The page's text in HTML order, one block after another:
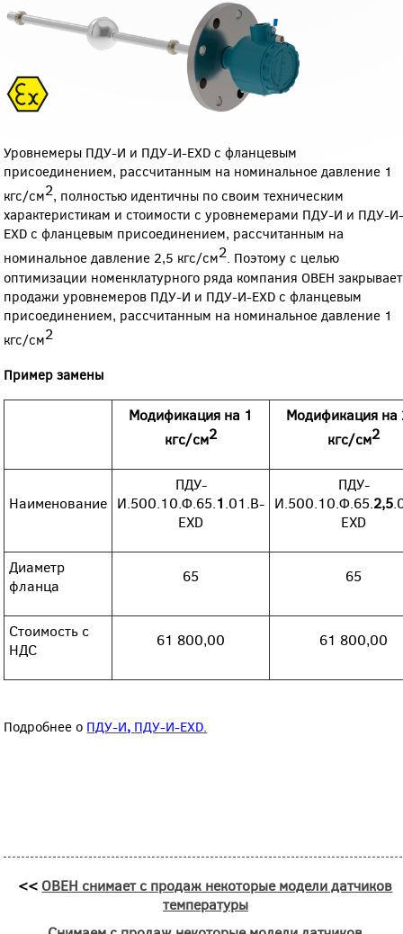
Уровнемеры ПДУ-И и ПДУ-И-EXD с фланцевым
присоединением, рассчитанным на номинальное давление 1
кгс/см2, полностью идентичны по своим техническим
характеристикам и стоимости с уровнемерами ПДУ-И и ПДУ-
EXD с фланцевым присоединением, рассчитанным на
номинальное давление 2,5 кгс/см2. Поэтому с целью
оптимизации номенклатурного ряда компания ОВЕН закрывает
продажи уровнемеров ПДУ-И и ПДУ-И-EXD с фланцевым
присоединением, рассчитанным на номинальное давление 1
кгс/см2
Пример замены
Модификация на 1
кгс/см2
Модификация на
кгс/см2
Наименование
ПДУ-
И.500.10.Ф.65. 1 .01.В-
EXD
ПДУ-
И.500.10.Ф.65. 2,5
ЕХD
Диаметр
фланца
65 65
Стоимость с
НДС
61 800,00 61 800,00
Подробнее о ПДУ-И, ПДУ-И-EXD.
<< ОВЕН снимает с продаж некоторые модели датчиков
температуры